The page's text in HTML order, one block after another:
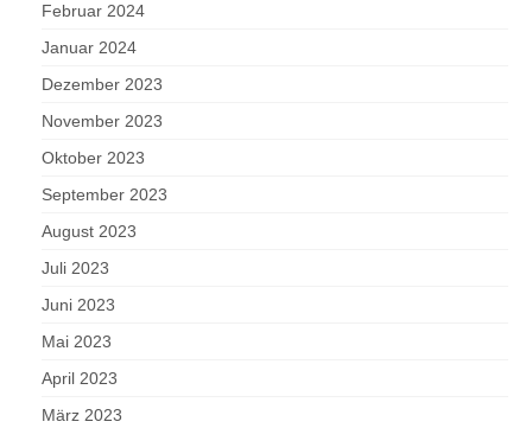
Februar 2024
Januar 2024
Dezember 2023
November 2023
Oktober 2023
September 2023
August 2023
Juli 2023
Juni 2023
Mai 2023
April 2023
März 2023